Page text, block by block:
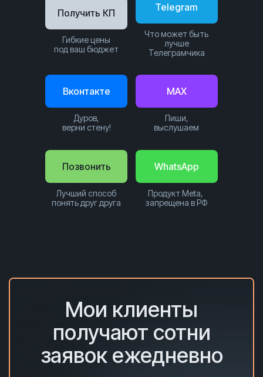
Позвонить
Лучший способ
понять друг друга
WhatsApp
Продукт Meta,
запрещена в РФ
Telegram
Что может быть
лучше
Телеграмчика
Вконтакте
Дуров,
верни стену!
Получить КП
Гибкие цены
под ваш бюджет
MAX
Пиши,
выслушаем
Мои клиенты
получают сотни
заявок ежедневно